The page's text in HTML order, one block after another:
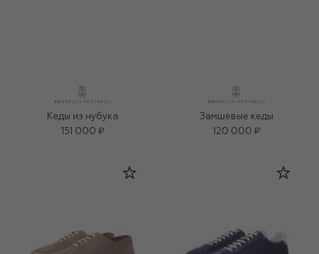
Кеды из нубука
151 000 ₽
Замшевые кеды
120 000 ₽